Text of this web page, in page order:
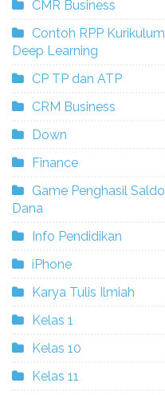
CMR Business
Contoh RPP Kurikulum
Deep Learning
CP TP dan ATP
CRM Business
Down
Finance
Game Penghasil Saldo
Dana
Info Pendidikan
iPhone
Karya Tulis Ilmiah
Kelas 1
Kelas 10
Kelas 11